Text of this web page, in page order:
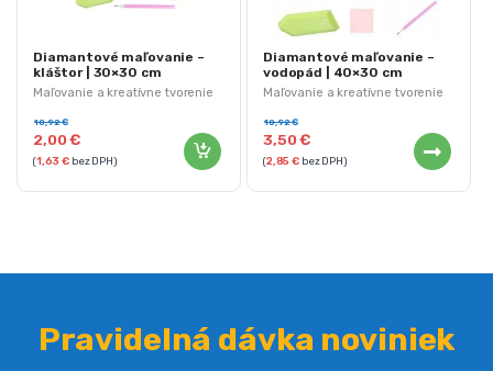
Maľovanie a kreatívne tvorenie
Diamantové maľovanie –
kláštor | 30×30 cm
2,00€
10,92€
(1,63€ bez DPH)
Maľovanie a kreatívne tvorenie
Diamantové maľovanie –
vodopád | 40×30 cm
3,50€
10,92€
(2,85€ bez DPH)
Pravidelná dávka noviniek